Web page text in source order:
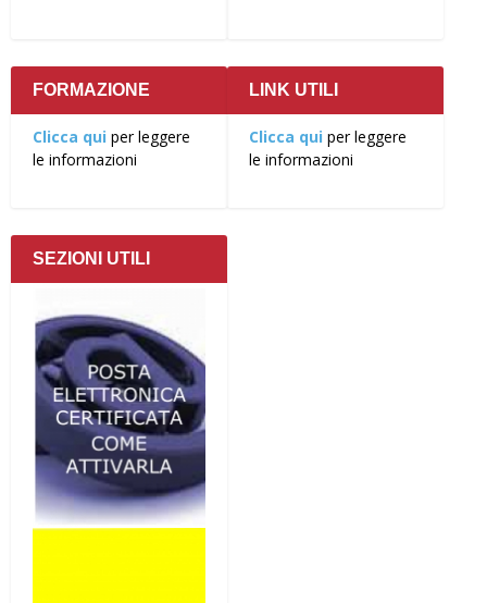
FORMAZIONE
Clicca qui per leggere
le informazioni
LINK UTILI
Clicca qui per leggere
le informazioni
SEZIONI UTILI